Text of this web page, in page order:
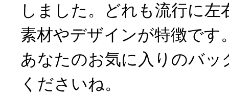
しました。どれも流行に左
素材やデザインが特徴です
あなたのお気に入りのバッ
くださいね。